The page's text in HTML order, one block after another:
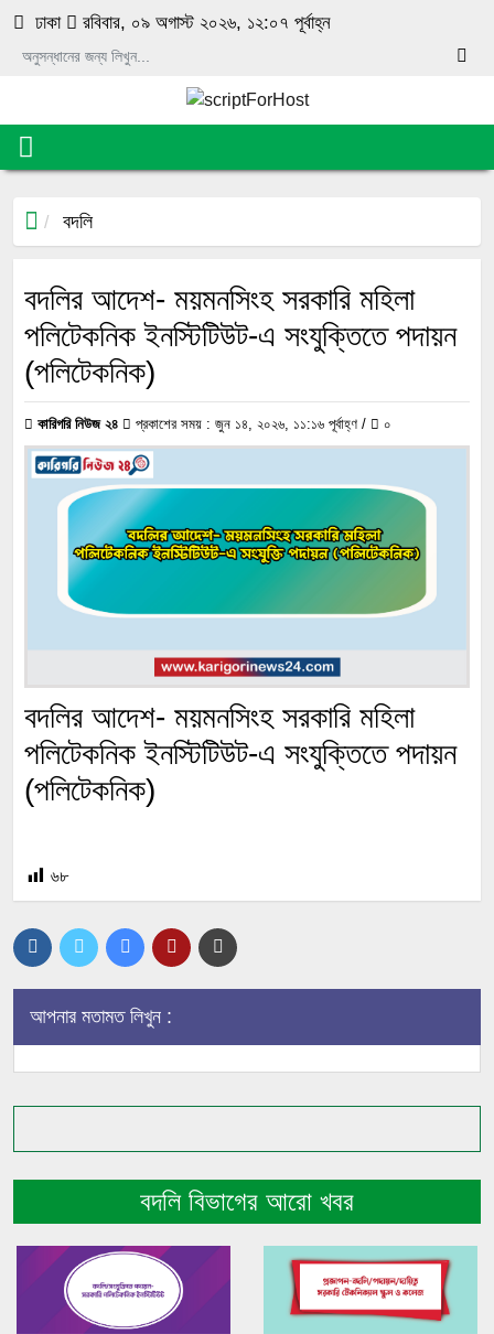
ঢাকা রবিবার, ০৯ অগাস্ট ২০২৬, ১২:০৭ পূর্বাহ্ন
বদলি
বদলির আদেশ- ময়মনসিংহ সরকারি মহিলা
পলিটেকনিক ইনস্টিটিউট-এ সংযুক্তিতে পদায়ন
(পলিটেকনিক)
কারিগরি নিউজ ২৪ প্রকাশের সময় : জুন ১৪, ২০২৬, ১১:১৬ পূর্বাহ্ণ / ০
বদলির আদেশ- ময়মনসিংহ সরকারি মহিলা
পলিটেকনিক ইনস্টিটিউট-এ সংযুক্তিতে পদায়ন
(পলিটেকনিক)
৬৮
আপনার মতামত লিখুন :
বদলি বিভাগের আরো খবর